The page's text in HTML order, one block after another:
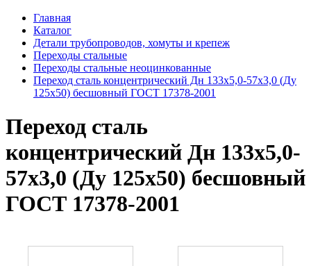
Главная
Каталог
Детали трубопроводов, хомуты и крепеж
Переходы стальные
Переходы стальные неоцинкованные
Переход сталь концентрический Дн 133х5,0-57х3,0 (Ду
125х50) бесшовный ГОСТ 17378-2001
Переход сталь
концентрический Дн 133х5,0-
57х3,0 (Ду 125х50) бесшовный
ГОСТ 17378-2001